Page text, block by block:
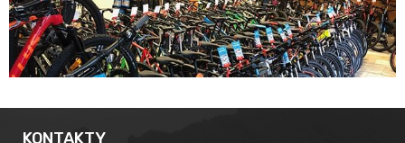
KONTAKTY